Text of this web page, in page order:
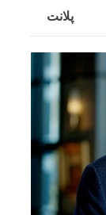
پلانت